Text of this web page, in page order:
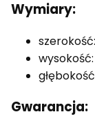
Wymiary:
Gwarancja: